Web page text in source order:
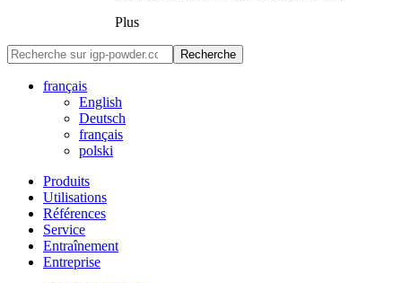
Plus
Recherche
français
English
Deutsch
français
polski
Produits
Utilisations
Références
Service
Entraînement
Entreprise